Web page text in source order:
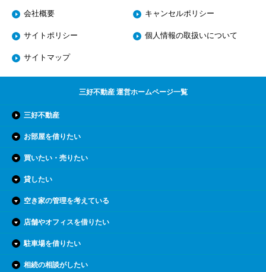
会社概要 キャンセルポリシー
サイトポリシー 個人情報の取扱いについて
サイトマップ
三好不動産 運営ホームページ一覧
三好不動産
お部屋を借りたい
買いたい・売りたい
貸したい
空き家の管理を考えている
店舗やオフィスを借りたい
駐車場を借りたい
相続の相談がしたい